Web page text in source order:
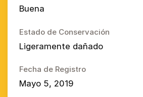
Buena
Estado de Conservación
Ligeramente dañado
Fecha de Registro
Mayo 5, 2019